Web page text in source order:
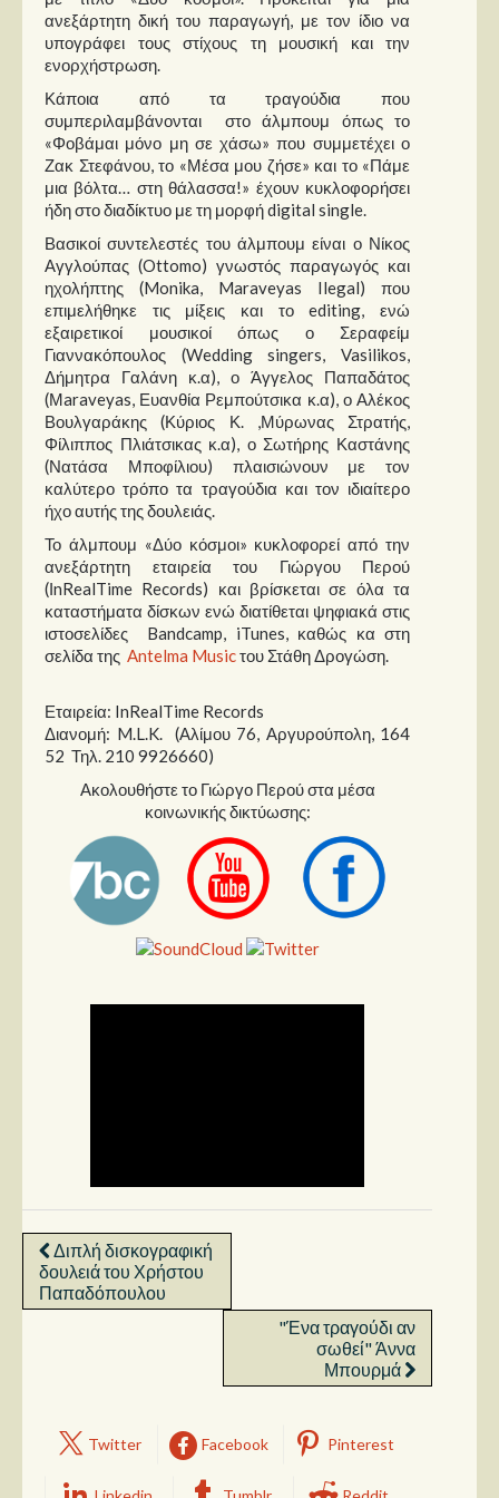
Στήλες
Polls
Small Talk
Blog
ανεξάρτητη δική του παραγωγή, με τον ίδιο να
υπογράφει τους στίχους τη μουσική και την
ενορχήστρωση.
Κάποια από τα τραγούδια που
συμπεριλαμβάνονται στο άλμπουμ όπως το
«Φοβάμαι μόνο μη σε χάσω» που συμμετέχει ο
Ζακ Στεφάνου, το «Μέσα μου ζήσε» και το «Πάμε
μια βόλτα… στη θάλασσα!» έχουν κυκλοφορήσει
ήδη στο διαδίκτυο με τη μορφή digital single.
Βασικοί συντελεστές του άλμπουμ είναι ο Νίκος
Αγγλούπας (Ottomo) γνωστός παραγωγός και
ηχολήπτης (Monika, Maraveyas Ilegal) που
επιμελήθηκε τις μίξεις και το editing, ενώ
εξαιρετικοί μουσικοί όπως ο Σεραφείμ
Γιαννακόπουλος (Wedding singers, Vasilikos,
Δήμητρα Γαλάνη κ.α), ο Άγγελος Παπαδάτος
(Μaraveyas, Ευανθία Ρεμπούτσικα κ.α), ο Αλέκος
Βουλγαράκης (Κύριος Κ. ,Μύρωνας Στρατής,
Φίλιππος Πλιάτσικας κ.α), ο Σωτήρης Καστάνης
(Νατάσα Μποφίλιου) πλαισιώνουν με τον
καλύτερο τρόπο τα τραγούδια και τον ιδιαίτερο
ήχο αυτής της δουλειάς.
Το άλμπουμ «Δύο κόσμοι» κυκλοφορεί από την
ανεξάρτητη εταιρεία του Γιώργου Περού
(ΙnRealTime Records) και βρίσκεται σε όλα τα
καταστήματα δίσκων ενώ διατίθεται ψηφιακά στις
ιστοσελίδες Bandcamp, iTunes, καθώς κα στη
σελίδα της Antelma Musicτου Στάθη Δρογώση.
Εταιρεία: InRealTime Records
Διανομή: M.L.K. (Αλίμου 76, Αργυρούπολη, 164
52 Τηλ. 210 9926660)
Ακολουθήστε το Γιώργο Περού στα μέσα
κοινωνικής δικτύωσης:
Διπλή δισκογραφική
δουλειά του Χρήστου
Παπαδόπουλου
"Ένα τραγούδι αν
σωθεί" Άννα
Μπουρμά
Twitter Facebook Pinterest